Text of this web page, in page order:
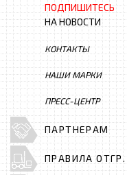
ПОДПИШИТЕСЬ
НА НОВОСТИ
КОНТАКТЫ
НАШИ МАРКИ
ПРЕСС-ЦЕНТР
ПАРТНЕРАМ
ПРАВИЛА ОТГР.